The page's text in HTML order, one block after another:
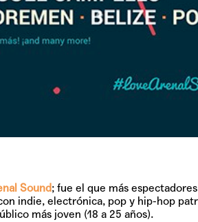
Sound; fue el que más espectadores
indie, electrónica, pop y hip-hop
más joven (18 a 25 años).